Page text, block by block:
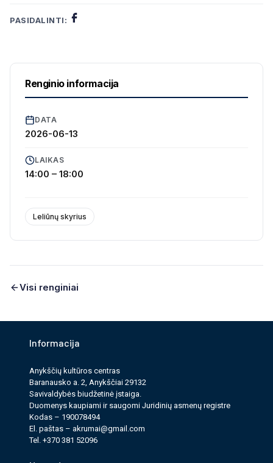
PASIDALINTI:
Renginio informacija
DATA
2026-06-13
LAIKAS
14:00 – 18:00
Leliūnų skyrius
Visi renginiai
Informacija
Anykščių kultūros cen­tras
Baranausko a. 2, Anykščiai 29132
Savi­valdy­bės biudžet­inė įstaiga.
Duomenys kau­pi­ami ir saugomi Juri­dinių asmenų reg­istre
Kodas – 190078494
El. paš­tas – akrumai@gmail.com
Tel. +370 381 52096